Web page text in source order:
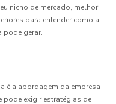
nicho de mercado, melhor.
para entender como a
pode gerar.
é a abordagem da empresa
pode exigir estratégias de